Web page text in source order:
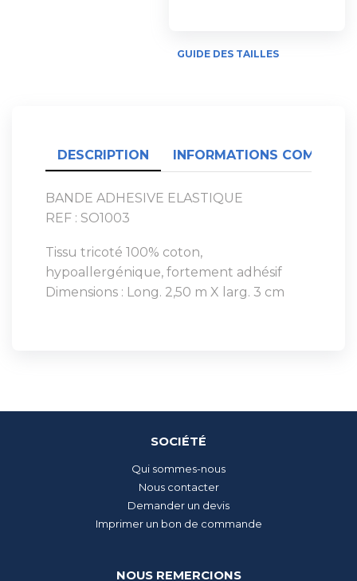
GUIDE DES TAILLES
DESCRIPTION INFORMATIONS
BANDE ADHESIVE ELASTIQUE
REF : SO1003
Tissu tricoté 100% coton,
hypoallergénique, fortement adhésif
Dimensions : Long. 2,50 m X larg. 3 cm
SOCIÉTÉ
Qui sommes-nous
Nous contacter
Demander un devis
Imprimer un bon de commande
NOUS REMERCIONS